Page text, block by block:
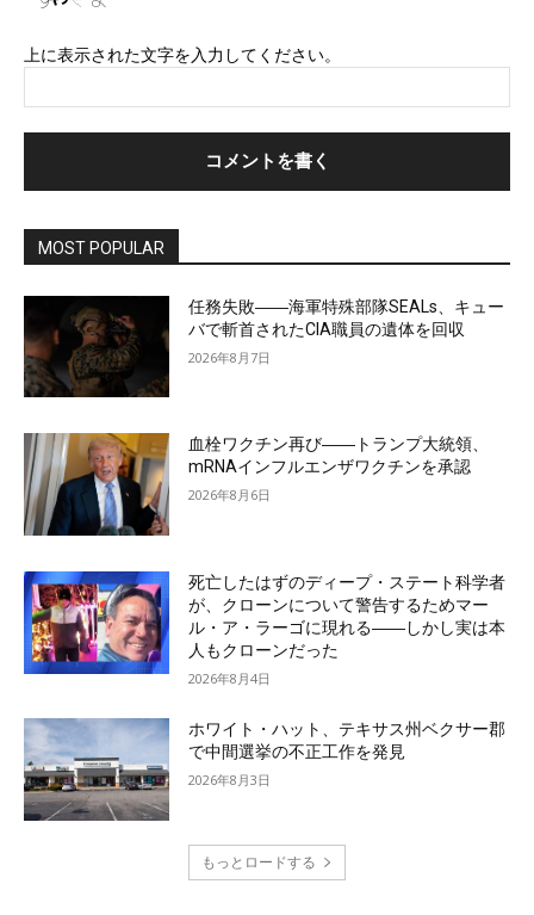
上に表示された文字を入力してください。
MOST POPULAR
任務失敗――海軍特殊部隊SEALs、キュー
バで斬首されたCIA職員の遺体を回収
2026年8月7日
血栓ワクチン再び――トランプ大統領、
mRNAインフルエンザワクチンを承認
2026年8月6日
死亡したはずのディープ・ステート科学者
が、クローンについて警告するためマー
ル・ア・ラーゴに現れる――しかし実は本
人もクローンだった
2026年8月4日
ホワイト・ハット、テキサス州ベクサー郡
で中間選挙の不正工作を発見
2026年8月3日
もっとロードする